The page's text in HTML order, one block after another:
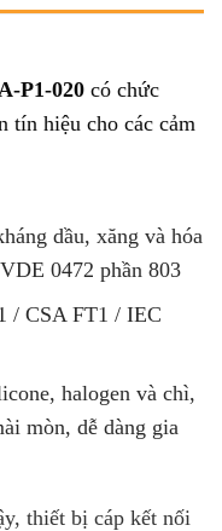
P1-020 có chức
tín hiệu cho các cảm
dầu, xăng và hóa
0472 phần 803
/ CSA FT1 / IEC
halogen và chì,
mòn, dễ dàng gia
thiết bị cáp kết nối